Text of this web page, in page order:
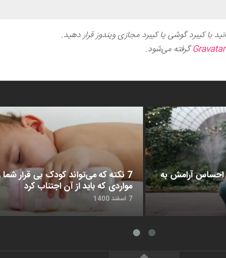
با کیبرد گوشی یا کیبرد مجازی ویندوز قرار دهید.
Gravatarگرفته می‌شود.
7 نکته که می‌تواند کودک بی قرار شما
مواردی که باید از آن اجتناب کرد
7 اسفند 1400
احساس آرامش به